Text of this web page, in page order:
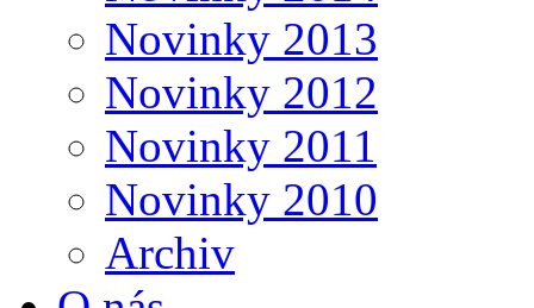
Novinky 2013
Novinky 2012
Novinky 2011
Novinky 2010
Archiv